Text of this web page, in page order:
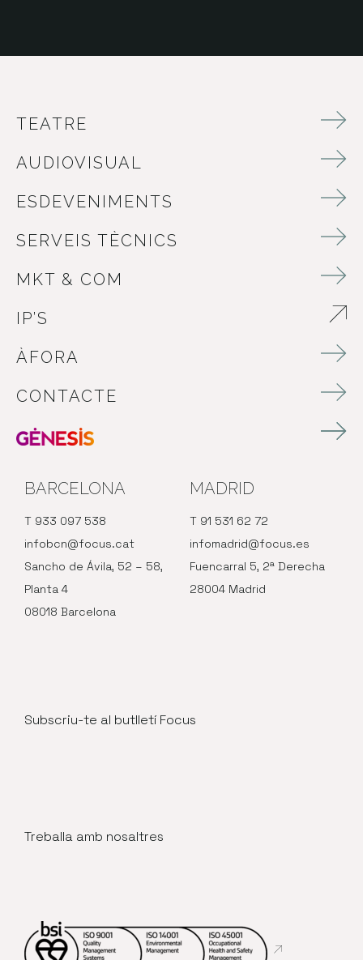
TEATRE
AUDIOVISUAL
ESDEVENIMENTS
SERVEIS TÈCNICS
MKT & COM
IP’S
ÀFORA
CONTACTE
BARCELONA
T 933 097 538
infobcn@focus.cat
Sancho de Ávila, 52 – 58,
Planta 4
08018 Barcelona
MADRID
T 91 531 62 72
infomadrid@focus.es
Fuencarral 5, 2ª Derecha
28004 Madrid
Subscriu-te al butlletí Focus
Treballa amb nosaltres